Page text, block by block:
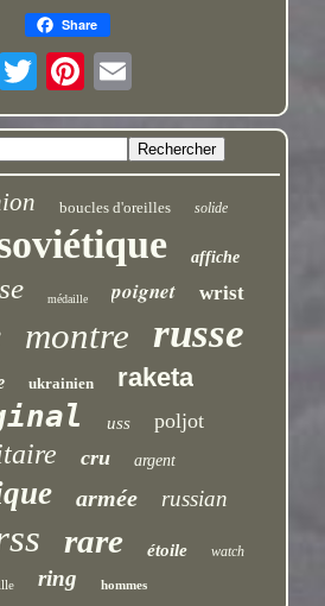
Share
boucles d'oreilles solide
affiche
médaille poignet wrist
montre russe
ukrainien raketa
uss poljot
cru argent
armée russian
rare étoile watch
ring hommes